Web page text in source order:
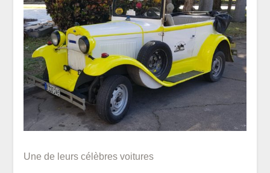
Une de leurs célèbres voitures